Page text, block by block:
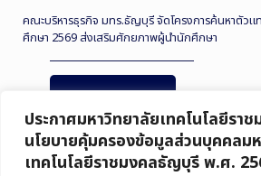
ประกาศมหาวิทยาลัยเทคโนโลยีรา
นโยบายคุ้มครองข้อมูลส่วนบุคคลม
เทคโนโลยีราชมงคลธัญบุรี พ.ศ.
คณะบริหารธุรกิจ มทร.ธัญบุรี จัดโครงการค้นหาตัวแ
ศึกษา 2569 ส่งเสริมศักยภาพผู้นำนักศึกษา
Read more